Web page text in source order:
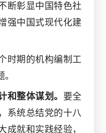
断彰显中国特色社
强中国式现代化建
时期的机构编制工
和整体谋划。 要全
系统总结党的十八
成就和实践经验，